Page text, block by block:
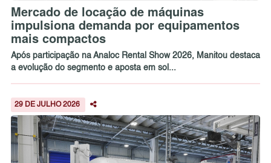
Mercado de locação de máquinas
impulsiona demanda por equipamentos
mais compactos
Após participação na Analoc Rental Show 2026, Manitou destaca
a evolução do segmento e aposta em sol...
29 DE JULHO 2026